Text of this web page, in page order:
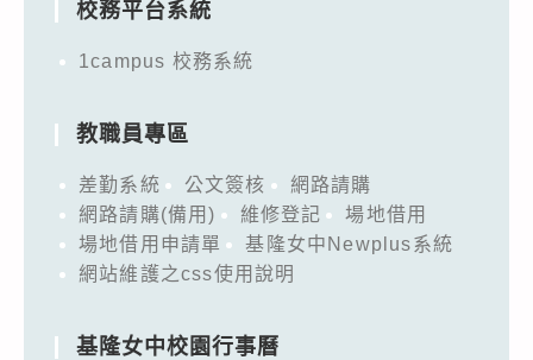
校務平台系統
1campus 校務系統
教職員專區
差勤系統 公文簽核
網路請購
網路請購(備用)
維修登記
場地借用
場地借用申請單
基隆女中Newplus系統
網站維護之css使用說明
基隆女中校園行事曆